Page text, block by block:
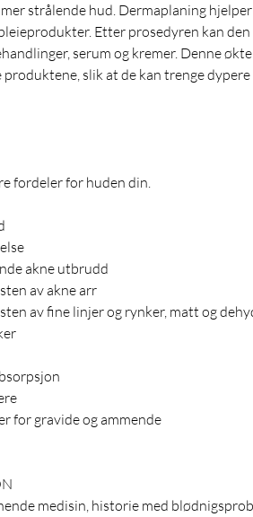
strålende hud. Dermaplaning
Etter prosedyren kan
serum og kremer. Denne
slik at de kan trenge
fordeler for huden din.
akne utbrudd
av akne arr
av fine linjer og rynker, matt og
for gravide og ammende
medisin, historie med